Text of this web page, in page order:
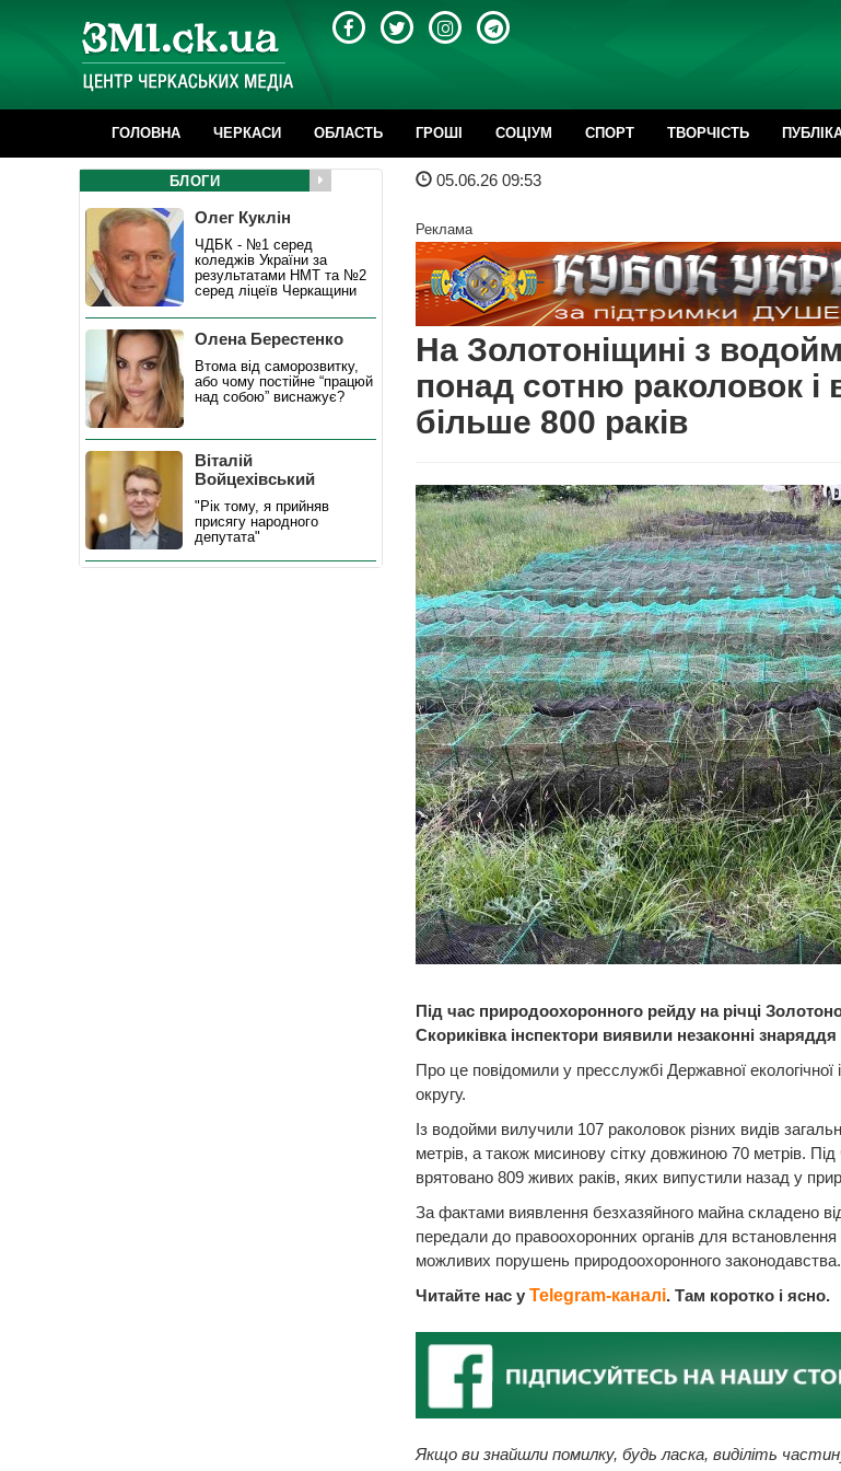
ГОЛОВНА ЧЕРКАСИ ОБЛАСТЬ ГРОШІ CОЦІУМ СПОРТ ТВОРЧІСТЬ
05.06.26 09:53
Реклама
На Золотоніщині з
понад сотню раколовок і
більше 800 раків
Під час природоохоронного рейду на річці
Скориківка інспектори виявили незаконні
Про це повідомили у пресслужбі Державної екологічної
округу.
Із водойми вилучили 107 раколовок різних видів
метрів, а також мисинову сітку довжиною 70 метрів. Під
врятовано 809 живих раків, яких випустили назад у
За фактами виявлення безхазяйного майна складено
передали до правоохоронних органів для встановлення
можливих порушень природоохоронного законодавства.
Читайте нас у Telegram-каналі. Там коротко і ясно.
Якщо ви знайшли помилку, будь ласка, виділіть
БЛОГИ
Олег Куклін
ЧДБК - №1 серед
коледжів України за
результатами НМТ та №2
серед ліцеїв Черкащини
Олена Берестенко
Втома від саморозвитку,
або чому постійне “працюй
над собою” виснажує?
Віталій
Войцехівський
"Рік тому, я прийняв
присягу народного
депутата"